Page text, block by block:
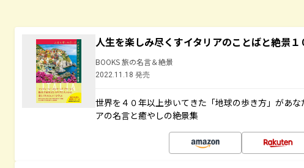
人生を楽しみ尽くすイタリアのことばと絶景１
BOOKS 旅の名言＆絶景
2022.11.18 発売
世界を４０年以上歩いてきた「地球の歩き方」があ
アの名言と癒やしの絶景集